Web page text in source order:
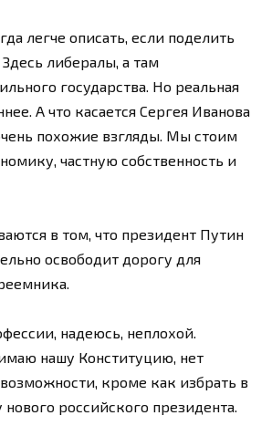
легче описать, если поделить
Здесь либералы, а там
государства. Но реальная
А что касается Сергея Иванова
похожие взгляды. Мы стоим
частную собственность и
в том, что президент Путин
освободит дорогу для
надеюсь, неплохой.
нашу Конституцию, нет
кроме как избрать в
российского президента.